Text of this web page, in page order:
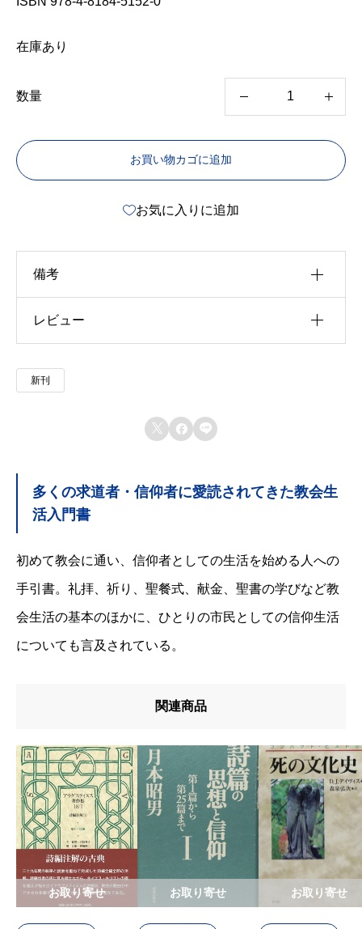
在庫あり
数量
ン
ク
個
お買い物カゴに追加
お気に入りに追加
備考
u30b5u30a4u30ba
u51fau7248u793e
u642du8f09u6b4cu96c6
u7de8u8a33
u8457u8005
レビュー
以前にこの商品を購入したことのあるログイン済
みのユーザーのみレビューを残すことができま
新刊
  
多くの求道者・信仰者に愛読されてきた教会生
活入門書
初めて教会に通い、信仰者としての生活を始める人への
手引書。礼拝、祈り、聖餐式、献金、聖書の学びなど教
会生活の基本のほかに、ひとりの市民としての信仰生活
についても言及されている。
関連商品
お取り寄せ お取り寄せ お取り寄せ